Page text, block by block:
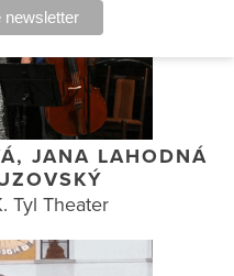
JANA LAHODNÁ
Tyl Theater